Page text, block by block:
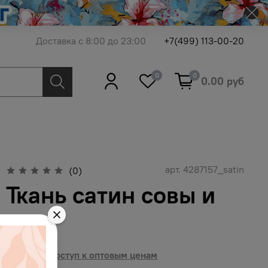
Доставка с 8:00 до 23:00 +7(499) 113-00-20
0 0 0.00 руб
(0) арт. 4287157_satin
Ткань сатин совы и
ежи
Получить доступ к оптовым ценам